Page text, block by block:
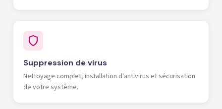
Suppression de virus
Nettoyage complet, installation d'antivirus et sécurisation
de votre système.